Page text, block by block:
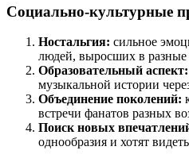
Социально-культурные
Ностальгия: сильное
людей, выросших в разные
Образовательный аспект:
музыкальной истории
Объединение поколений:
встречи фанатов разных
Поиск новых
однообразия и хотят